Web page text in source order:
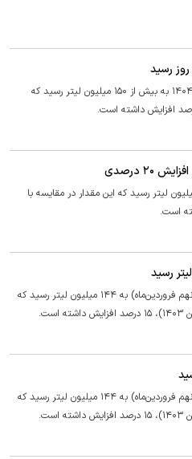
مصرف بنزین طبق آمار در تعطیلات نوروز ۱۴۰۴ به بیش از ۱۵۰ میلیون لیتر رسید که
درصدی
بنزین روز گذشته به بیش از ۱۴۱ میلیون لیتر رسید که این مقدار در مقایسه با
مصرف بنزین کشور در روز گذشته (شنبه، نهم فروردین‌ماه) به ۱۴۴ میلیون لیتر رسید که
مصرف بنزین کشور در روز گذشته (شنبه، نهم فروردین‌ماه) به ۱۴۴ میلیون لیتر رسید که